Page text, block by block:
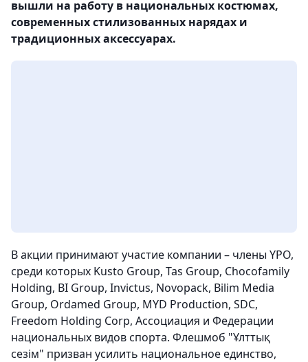
вышли на работу в национальных костюмах,
современных стилизованных нарядах и
традиционных аксессуарах.
В акции принимают участие компании – члены YPO,
cреди которых Kusto Group, Tas Group, Chocofamily
Holding, BI Group, Invictus, Novopack, Bilim Media
Group, Ordamed Group, MYD Production, SDC,
Freedom Holding Corp, Ассоциация и Федерации
национальных видов спорта. Флешмоб "Ұлттық
сезім" призван усилить национальное единство,